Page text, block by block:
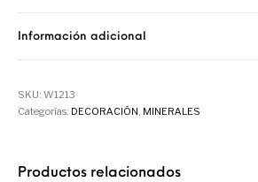
Información adicional
SKU:W1213
Categorías: DECORACIÓN, MINERALES
Productos relacionados